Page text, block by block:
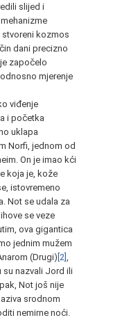
slijed i
kozmos
dani precizno
započelo
mjerenje
viđenje
i početka
uklapa
Norfi, jednom od
On je imao kći
koja je, kože
istovremeno
Not se udala za
se veze
ova gigantica
jednim mužem
(Drugi) [2]
su nazvali Jord ili
Not još nije
srodnom
nemirne noći.